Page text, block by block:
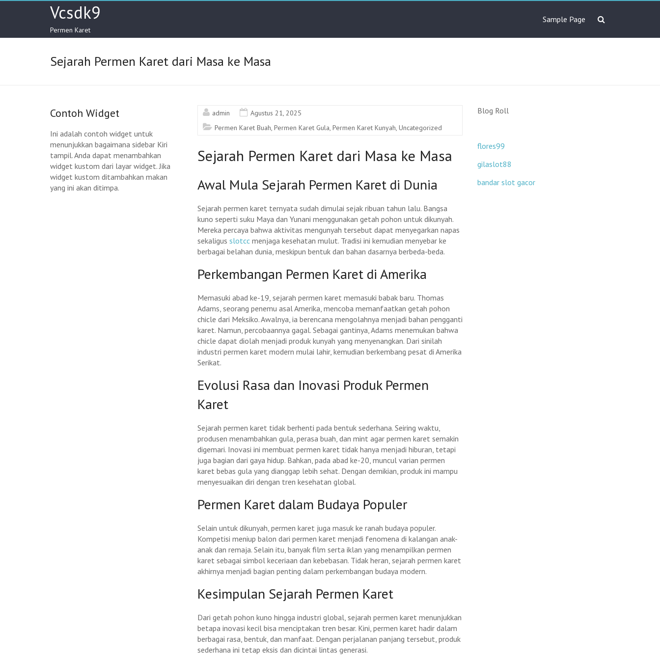
Vcsdk9
Permen Karet
Sample Page
Sejarah Permen Karet dari Masa ke Masa
admin
Agustus 21, 2025
Permen Karet Buah, Permen Karet Gula, Permen Karet Kunyah, Uncategorized
Sejarah Permen Karet dari Masa ke Masa
Awal Mula Sejarah Permen Karet di Dunia
Sejarah permen karet ternyata sudah dimulai sejak ribuan tahun lalu. Bangsa
kuno seperti suku Maya dan Yunani menggunakan getah pohon untuk dikunyah.
Mereka percaya bahwa aktivitas mengunyah tersebut dapat menyegarkan napas
sekaligus slotcc menjaga kesehatan mulut. Tradisi ini kemudian menyebar ke
berbagai belahan dunia, meskipun bentuk dan bahan dasarnya berbeda-beda.
Perkembangan Permen Karet di Amerika
Memasuki abad ke-19, sejarah permen karet memasuki babak baru. Thomas
Adams, seorang penemu asal Amerika, mencoba memanfaatkan getah pohon
chicle dari Meksiko. Awalnya, ia berencana mengolahnya menjadi bahan pengganti
karet. Namun, percobaannya gagal. Sebagai gantinya, Adams menemukan bahwa
chicle dapat diolah menjadi produk kunyah yang menyenangkan. Dari sinilah
industri permen karet modern mulai lahir, kemudian berkembang pesat di Amerika
Serikat.
Evolusi Rasa dan Inovasi Produk Permen
Karet
Sejarah permen karet tidak berhenti pada bentuk sederhana. Seiring waktu,
produsen menambahkan gula, perasa buah, dan mint agar permen karet semakin
digemari. Inovasi ini membuat permen karet tidak hanya menjadi hiburan, tetapi
juga bagian dari gaya hidup. Bahkan, pada abad ke-20, muncul varian permen
karet bebas gula yang dianggap lebih sehat. Dengan demikian, produk ini mampu
menyesuaikan diri dengan tren kesehatan global.
Permen Karet dalam Budaya Populer
Selain untuk dikunyah, permen karet juga masuk ke ranah budaya populer.
Kompetisi meniup balon dari permen karet menjadi fenomena di kalangan anak-
anak dan remaja. Selain itu, banyak film serta iklan yang menampilkan permen
karet sebagai simbol keceriaan dan kebebasan. Tidak heran, sejarah permen karet
akhirnya menjadi bagian penting dalam perkembangan budaya modern.
Kesimpulan Sejarah Permen Karet
Dari getah pohon kuno hingga industri global, sejarah permen karet menunjukkan
betapa inovasi kecil bisa menciptakan tren besar. Kini, permen karet hadir dalam
berbagai rasa, bentuk, dan manfaat. Dengan perjalanan panjang tersebut, produk
sederhana ini tetap eksis dan dicintai lintas generasi.
Contoh Widget
Ini adalah contoh widget untuk
menunjukkan bagaimana sidebar Kiri
tampil. Anda dapat menambahkan
widget kustom dari layar widget. Jika
widget kustom ditambahkan makan
yang ini akan ditimpa.
Blog Roll
flores99
gilaslot88
bandar slot gacor